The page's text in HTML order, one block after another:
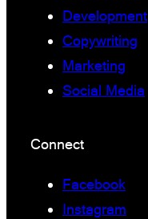
Development
Copywriting
Marketing
Social Media
Connect
Facebook
Instagram